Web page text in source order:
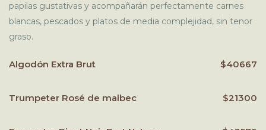
papilas gustativas y acompañarán perfectamente carnes
blancas, pescados y platos de media complejidad, sin tenor
graso.
Algodón Extra Brut $40667
Trumpeter Rosé de malbec $21300